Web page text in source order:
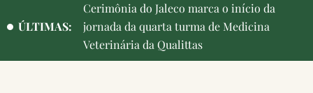
ÚLTIMAS:
Cerimônia do Jaleco marca o início da
jornada da quarta turma de Medicina
Veterinária da Qualittas
Qualittas, Portas Abertas! e aniversário de
Campinas, cidade onde nasceu a instituição,
ganham destaque na imprensa